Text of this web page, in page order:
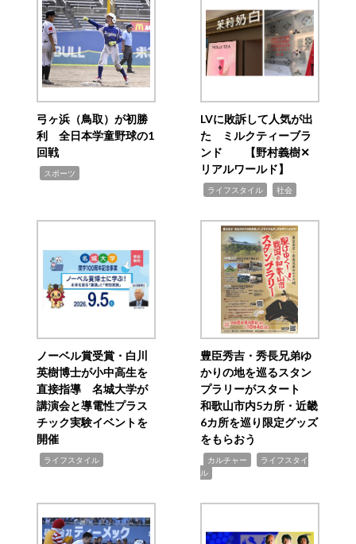
弓ヶ浜（鳥取）が初勝
利 全日本学童野球の1
回戦
スポーツ
LVに敗訴して人気が出
た ミルクティーブラ
ンド 【野村義樹✕
リアルワールド】
ライフスタイル 社会
ノーベル賞受賞・白川
英樹博士が小中高生を
直接指導 名城大学が
講演会と導電性プラス
チック実験イベントを
開催
ライフスタイル
豊臣秀吉・秀長兄弟ゆ
かりの地を巡るスタン
プラリーがスタート
和歌山市内5カ所・近畿
6カ所を巡り限定グッズ
をもらおう
カルチャー
ライフスタイ
ル